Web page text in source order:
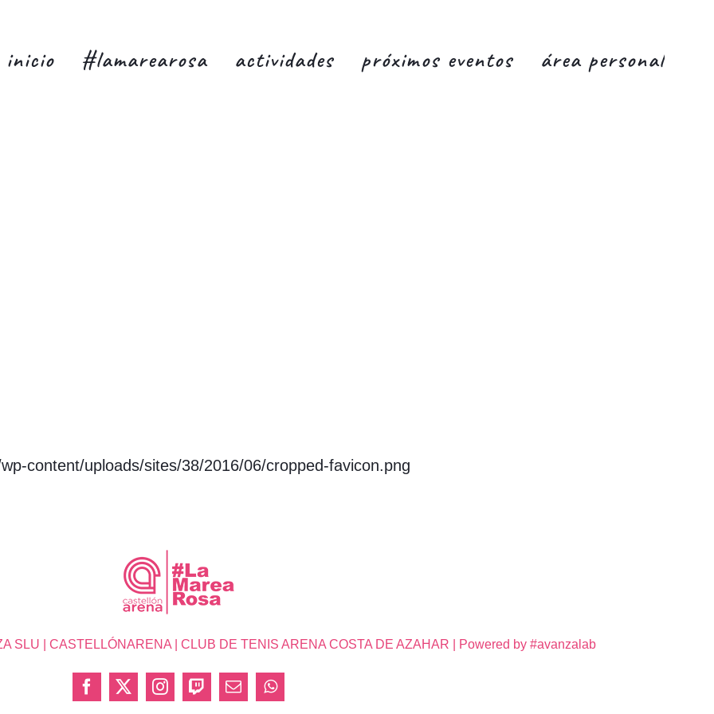
inicio #lamarearosa actividades próximos eventos área personal
content/uploads/sites/38/2016/06/cropped-favicon.png
| CASTELLÓNARENA | CLUB DE TENIS ARENA COSTA DE AZAHAR | Powered by #avanzalab
Facebook
X InstagramTwitchCorreoWhatsApp